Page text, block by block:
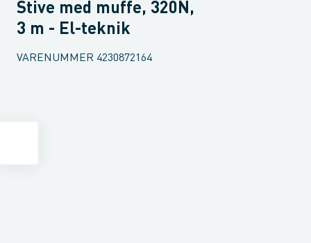
Stive med muffe, 320N,
3 m - El-teknik
VARENUMMER 4230872164